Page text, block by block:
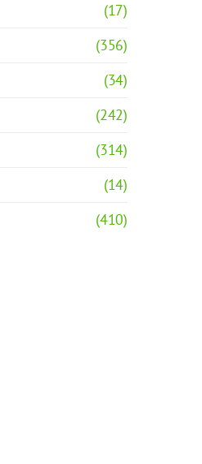
(17)
(356)
(34)
(242)
(314)
(14)
(410)